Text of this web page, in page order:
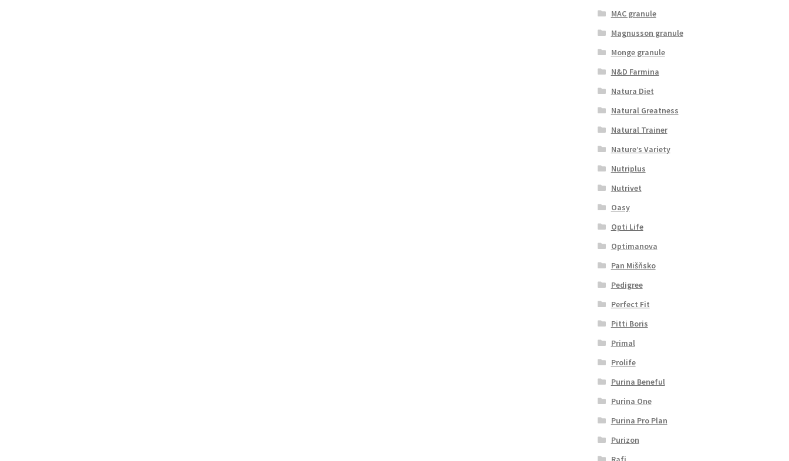
MAC granule
Magnusson granule
Monge granule
N&D Farmina
Natura Diet
Natural Greatness
Natural Trainer
Nature’s Variety
Nutriplus
Nutrivet
Oasy
Opti Life
Optimanova
Pan Mišňsko
Pedigree
Perfect Fit
Pitti Boris
Primal
Prolife
Purina Beneful
Purina One
Purina Pro Plan
Purizon